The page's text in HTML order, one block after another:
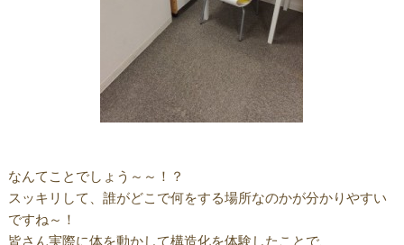
なんてことでしょう～～！？
スッキリして、誰がどこで何をする場所なのかが分かりやすい
ですね～！
皆さん実際に体を動かして構造化を体験したことで、